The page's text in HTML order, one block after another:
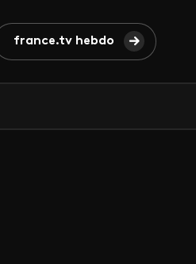
france.tv hebdo